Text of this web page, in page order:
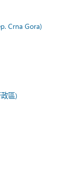
Crna Gora)
區)